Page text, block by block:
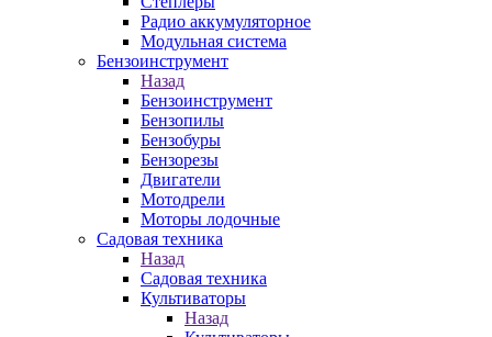
Радио аккумуляторное
Модульная система
Бензоинструмент
Назад
Бензоинструмент
Бензопилы
Бензобуры
Бензорезы
Двигатели
Мотодрели
Моторы лодочные
Садовая техника
Назад
Садовая техника
Культиваторы
Назад